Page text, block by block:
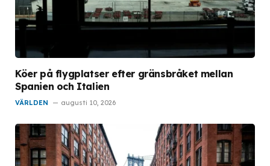
Köer på flygplatser efter gränsbråket mellan
Spanien och Italien
VÄRLDEN augusti 10, 2026